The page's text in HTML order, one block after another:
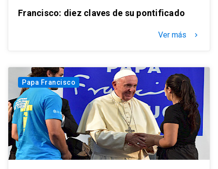
Francisco: diez claves de su pontificado
Ver más keyboard_arrow_right
Papa Francisco